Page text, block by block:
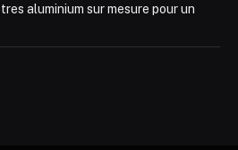
aluminium sur mesure pour un